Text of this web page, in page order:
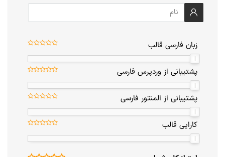
زبان فارسی قالب
پشتیبانی از وردپرس فارسی
پشتیبانی از المنتور فارسی
کارایی قالب